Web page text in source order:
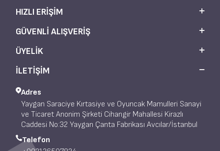
HIZLI ERIŞIM
GÜVENLI ALIŞVERIŞ
ÜYELIK
İLETİŞİM
Adres
Yaygan Saraciye Kırtasiye ve Oyuncak Mamulleri Sanayi
ve Ticaret Anonim Şirketi Cihangir Mahallesi Kirazlı
Caddesi No:32 Yaygan Çanta Fabrikası Avcılar/İstanbul
Telefon